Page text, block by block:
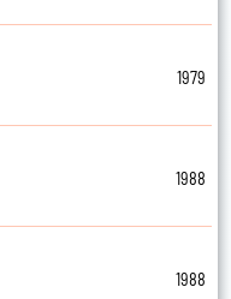
1979
1988
1988